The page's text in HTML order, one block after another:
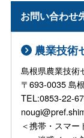
お問い合わせ
農業技術
島根県農業技術
〒693-0035 島
TEL:0853-22-
＜携帯・スマー